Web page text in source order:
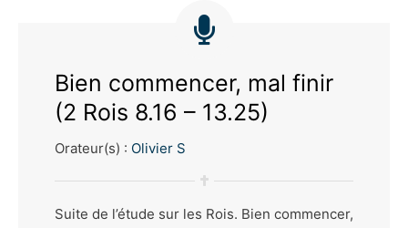
Bien commencer, mal finir
(2 Rois 8.16 – 13.25)
Orateur(s) : Olivier S
Suite de l’étude sur les Rois. Bien commencer,